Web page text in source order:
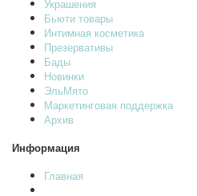
Украшения
Бьюти товары
Интимная косметика
Презервативы
Бады
Новинки
ЭльМято
Маркетинговая поддержка
Архив
Информация
Главная